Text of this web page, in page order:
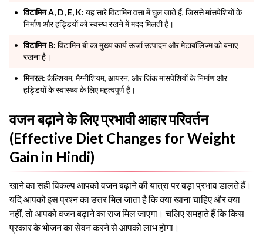
विटामिन A, D, E, K: यह सारे विटामिन वसा में घुल जाते हैं, जिससे मांसपेशियों के
निर्माण और हड्डियों को स्वस्थ रखने में मदद मिलती है।
विटामिन B: विटामिन बी का मुख्य कार्य ऊर्जा उत्पादन और मेटाबॉलिज्म को बनाए
रखना है।
मिनरल: कैल्शियम, मैग्नीशियम, आयरन, और जिंक मांसपेशियों के निर्माण और
हड्डियों के स्वास्थ्य के लिए महत्वपूर्ण है।
वजन बढ़ाने के लिए प्रभावी आहार परिवर्तन
(Effective Diet Changes for Weight
Gain in Hindi)
खाने का सही विकल्प आपको वजन बढ़ाने की यात्रा पर बड़ा प्रभाव डालते हैं।
यदि आपको इस प्रश्न का उत्तर मिल जाता है कि क्या खाना चाहिए और क्या
नहीं, तो आपको वजन बढ़ाने का राज मिल जाएगा। चलिए समझते हैं कि किस
प्रकार के भोजन का सेवन करने से आपको लाभ होगा।